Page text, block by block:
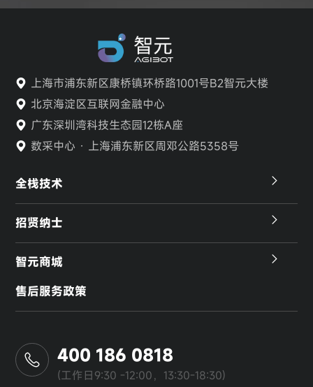
上海市浦东新区康桥镇环桥路1001号B2智元大楼
北京海淀区互联网金融中心
广东深圳湾科技生态园12栋A座
数采中心 · 上海浦东新区周邓公路5358号
全栈技术
智元商城
售后服务政策
招贤纳士
400 186 0818
(工作日9:30 -12:00，13:30-18:30)